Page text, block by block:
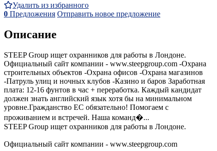
Удалить из избранного
0 Предложения Отправить новое предложение
Описание
STEEP Group ищет охранников для работы в Лондоне.
Официальный сайт компании - www.steepgroup.com -Охрана
строительных объектов -Охрана офисов -Охрана магазинов
-Патруль улиц и ночных клубов -Казино и баров Заработная
плата: 12-16 фунтов в час + переработка. Каждый кандидат
должен знать английский язык хотя бы на минимальном
уровне.Гражданство ЕС обязательно! Помогаем с
проживанием и встречей. Наша команд�...
STEEP Group ищет охранников для работы в Лондоне.
Официальный сайт компании - www.steepgroup.com